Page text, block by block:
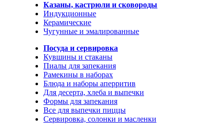
Казаны, кастрюли и сковороды
Индукционные
Керамические
Чугунные и эмалированные
Посуда и сервировка
Кувшины и стаканы
Пиалы для запекания
Рамекины в наборах
Блюда и наборы аперритив
Для десерта, хлеба и выпечки
Формы для запекания
Все для выпечки пиццы
Сервировка, солонки и масленки